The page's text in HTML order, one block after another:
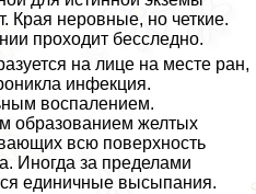
Края неровные, но четкие.
проходит бесследно.
на лице на месте ран,
инфекция.
воспалением.
образованием желтых
всю поверхность
Иногда за пределами
единичные высыпания.